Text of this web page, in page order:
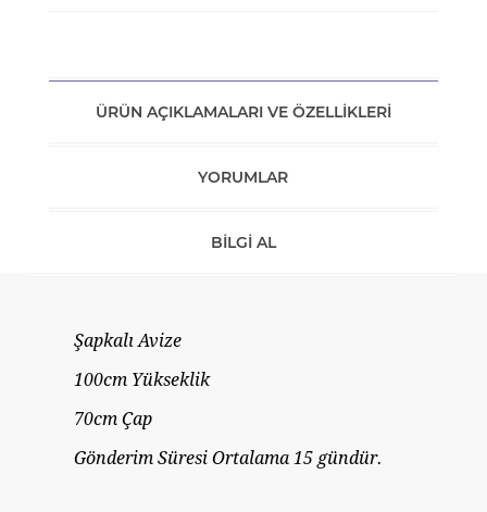
ÜRÜN AÇIKLAMALARI VE ÖZELLIKLERI
YORUMLAR
BILGI AL
Şapkalı Avize
100cm Yükseklik
70cm Çap
Gönderim Süresi Ortalama 15 gündür.